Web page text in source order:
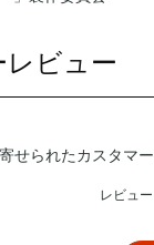
レビュー
せられたカスタマ
レビュ